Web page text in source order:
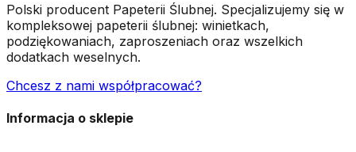
Polski producent Papeterii Ślubnej. Specjalizujemy się w
kompleksowej papeterii ślubnej: winietkach,
podziękowaniach, zaproszeniach oraz wszelkich
dodatkach weselnych.
Chcesz z nami współpracować?
Informacja o sklepie